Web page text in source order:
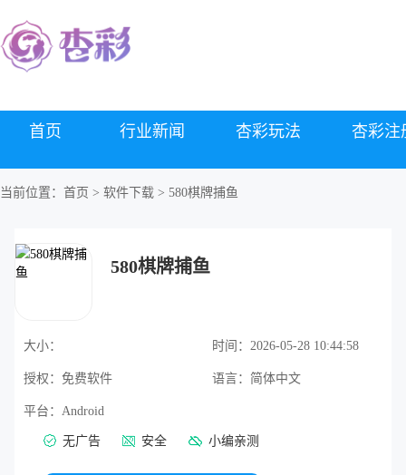
首页 行业新闻 杏彩玩法 杏彩注
当前位置： 首页 > 软件下载 > 580棋牌捕鱼
580棋牌捕鱼
大小： 时间：2026-05-28 10:44:58
授权： 免费软件 语言： 简体中文
平台：Android
无广告 安全 小编亲测